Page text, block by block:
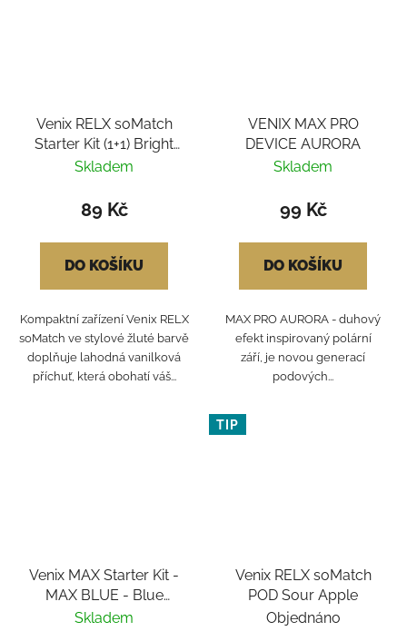
Venix RELX soMatch
Starter Kit (1+1) Bright
Yellow - Vanilla Scoop
Skladem
89 Kč
DO KOŠÍKU
Kompaktní zařízení Venix RELX
soMatch ve stylové žluté barvě
doplňuje lahodná vanilková
příchuť, která obohatí váš...
VENIX MAX PRO
DEVICE AURORA
Skladem
99 Kč
DO KOŠÍKU
MAX PRO AURORA - duhový
efekt inspirovaný polární
září, je novou generací
podových...
Venix MAX Starter Kit -
MAX BLUE - Blue
Raspberry-X 20mg
Skladem
TIP
Venix RELX soMatch
POD Sour Apple
Objednáno